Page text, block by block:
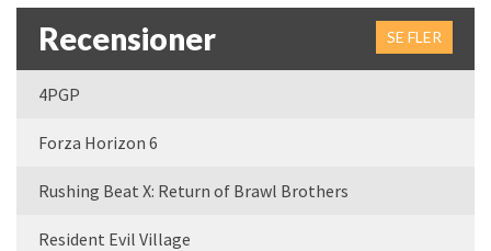
Recensioner SE FLER
4PGP
Forza Horizon 6
Rushing Beat X: Return of Brawl Brothers
Resident Evil Village